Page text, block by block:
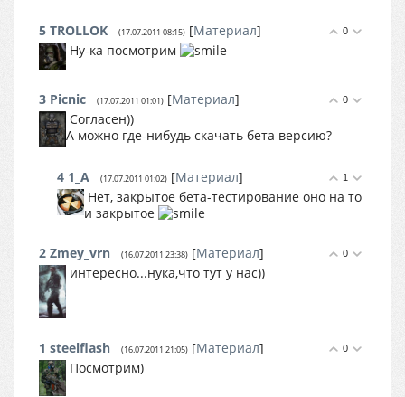
0
5 TROLLOK (17.07.2011 08:15) [Материал]
Ну-ка посмотрим
0
3 Picnic (17.07.2011 01:01) [Материал]
Согласен))
А можно где-нибудь скачать бета версию?
1
4 1_A (17.07.2011 01:02) [Материал]
Нет, закрытое бета-тестирование оно на то
и закрытое
0
2 Zmey_vrn (16.07.2011 23:38) [Материал]
интересно...нука,что тут у нас))
0
1 steelflash (16.07.2011 21:05) [Материал]
Посмотрим)